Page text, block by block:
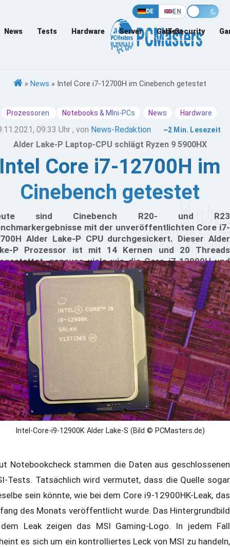
DE EN
News Tests Hardware Server Games
IT-Security
» News » Intel Core i7-12700H im Cinebench getestet
Prozessoren Notebooks & MIni-PCs News Hardware
09:33 Uhr , von News-Redaktion ~2 Min. Lesezeit
Alder Lake-P Laptop-CPU schlägt Ryzen 9 5900HX
Core i7-12700H im
Cinebench getestet
sind Cinebench R20- und R23
mit der unveröffentlichten Core i7-
Alder Lake-P CPU durchgesickert. Dieser Alder
P Prozessor ist mit 14 Kernen und 20 Threads
genauso viele wie die Core i7-12800H und
i9-12900HK CPU, nur mit niedrigerer Frequenz.
Intel-Core-i9-12900K Alder Lake-S (Bild © PCMasters.de)
Notebookcheck stammen die Daten aus geschlossenen
Tests. Tatsächlich wird vermutet, dass die Quelle sogar
sein könnte, wie bei dem Core i9-12900HK-Leak, das
des Monats veröffentlicht wurde. Das Hintergrundbild
Leak zeigen das MSI Gaming-Logo. In jedem Fall
es sich um ein kontrolliertes Leck von MSI zu handeln,